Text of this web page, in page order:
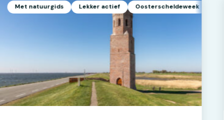
Met natuurgids Lekker actief Oosterscheldeweek